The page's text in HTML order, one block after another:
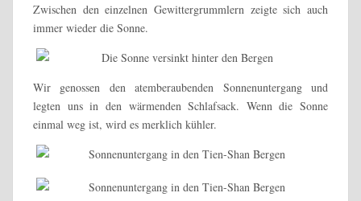
Zwischen den einzelnen Gewittergrummlern zeigte sich auch
immer wieder die Sonne.
Wir genossen den atemberaubenden Sonnenuntergang und
legten uns in den wärmenden Schlafsack. Wenn die Sonne
einmal weg ist, wird es merklich kühler.